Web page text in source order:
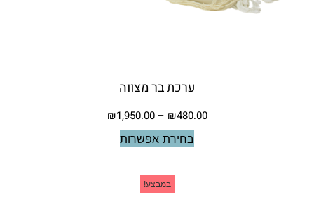
ערכת בר מצווה
₪480.00
–
₪1,950.00
בחירת אפשרות
במבצע!